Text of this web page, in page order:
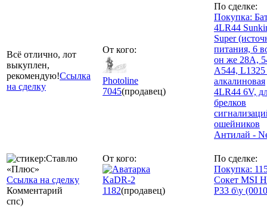
Всё отлично, лот
выкуплен,
рекомендую!Ссылка
на сделку
От кого:
Photoline
7045(продавец)
По сделке:
Покупка:
4LR44
Super
питания, 6
он же 28A,
A544,
алкалиновая
4LR44 6V,
брелков
ошейников
Антилай -
Ссылка на сделку
Комментарий
спс)
От кого:
KaDR-2
1182(продавец)
По сделке:
Покупка:
Сокет MSI
P33 б\у